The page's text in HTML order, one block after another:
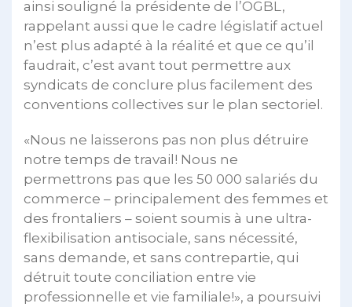
ainsi souligné la présidente de l’OGBL,
rappelant aussi que le cadre législatif actuel
n’est plus adapté à la réalité et que ce qu’il
faudrait, c’est avant tout permettre aux
syndicats de conclure plus facilement des
conventions collectives sur le plan sectoriel.
«Nous ne laisserons pas non plus détruire
notre temps de travail! Nous ne
permettrons pas que les 50 000 salariés du
commerce – principalement des femmes et
des frontaliers – soient soumis à une ultra-
flexibilisation antisociale, sans nécessité,
sans demande, et sans contrepartie, qui
détruit toute conciliation entre vie
professionnelle et vie familiale!», a poursuivi